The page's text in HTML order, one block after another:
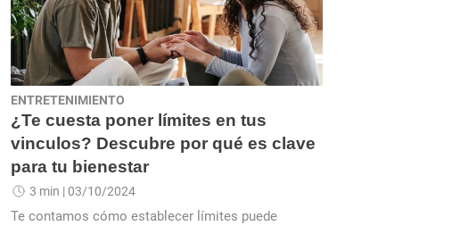
ENTRETENIMIENTO
¿Te cuesta poner límites en tus
vinculos? Descubre por qué es clave
para tu bienestar
3 min | 03/10/2024
Te contamos cómo establecer límites puede